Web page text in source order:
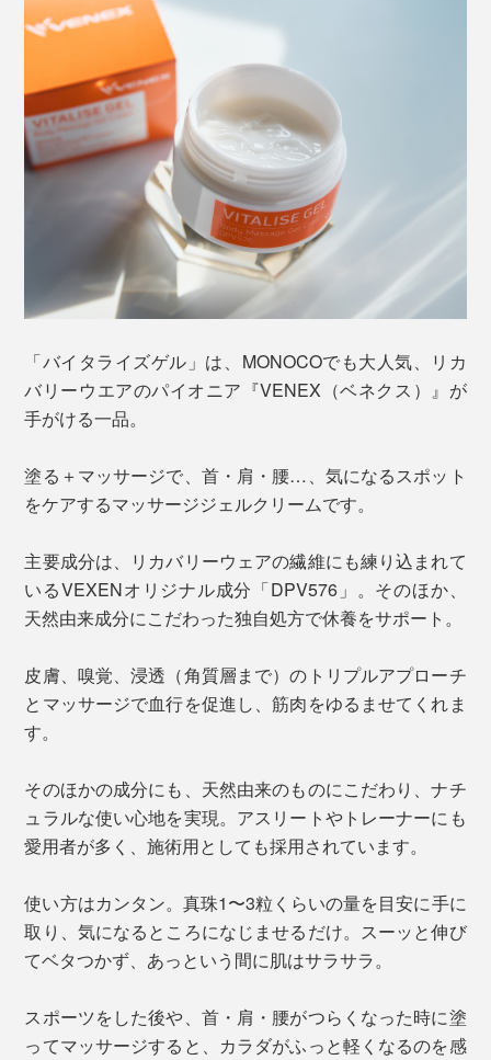
「バイタライズゲル」は、MONOCOでも大人気、リカ
バリーウエアのパイオニア『VENEX（ベネクス）』が
手がける一品。
塗る＋マッサージで、首・肩・腰…、気になるスポット
をケアするマッサージジェルクリームです。
主要成分は、リカバリーウェアの繊維にも練り込まれて
いるVEXENオリジナル成分「DPV576」。そのほか、
天然由来成分にこだわった独自処方で休養をサポート。
皮膚、嗅覚、浸透（角質層まで）のトリプルアプローチ
とマッサージで血行を促進し、筋肉をゆるませてくれま
す。
そのほかの成分にも、天然由来のものにこだわり、ナチ
ュラルな使い心地を実現。アスリートやトレーナーにも
愛用者が多く、施術用としても採用されています。
使い方はカンタン。真珠1〜3粒くらいの量を目安に手に
取り、気になるところになじませるだけ。スーッと伸び
てベタつかず、あっという間に肌はサラサラ。
スポーツをした後や、首・肩・腰がつらくなった時に塗
ってマッサージすると、カラダがふっと軽くなるのを感